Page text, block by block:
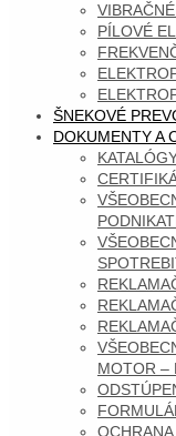
PÍLOVÉ
ŠNEKOVÉ
DOKUMENTY A
MOTOR –